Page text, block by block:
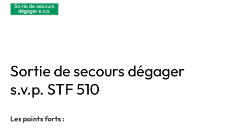
Sortie de secours dégager
s.v.p. STF 510
Les points forts :